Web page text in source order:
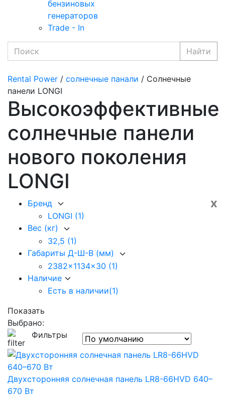
бензиновых
генераторов
Trade - In
Найти
Rental Power / солнечные панали / Солнечные
панели LONGI
Высокоэффективные
солнечные панели
нового поколения
LONGI
x
Бренд
LONGI (1)
Вес (кг)
32,5 (1)
Габариты Д-Ш-В (мм)
2382x1134x30 (1)
Наличие
Есть в наличии(1)
Показать
Выбрано:
Фильтры
Двухсторонняя солнечная панель LR8-66HVD 640–
670 Вт